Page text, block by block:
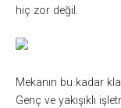
hiç zor değil.
Mekanın bu kadar
Genç ve yakışıklı